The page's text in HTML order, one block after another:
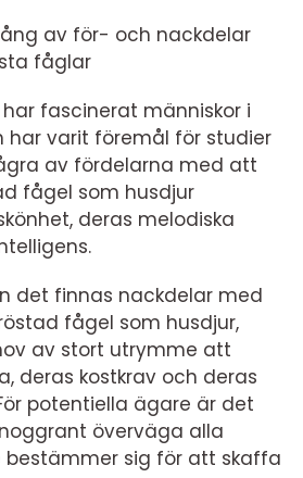
av för- och nackdelar
fåglar
fascinerat människor i
har varit föremål för studier
av fördelarna med att
fågel som husdjur
deras melodiska
det finnas nackdelar med
fågel som husdjur,
av stort utrymme att
deras kostkrav och deras
potentiella ägare är det
överväga alla
bestämmer sig för att skaffa